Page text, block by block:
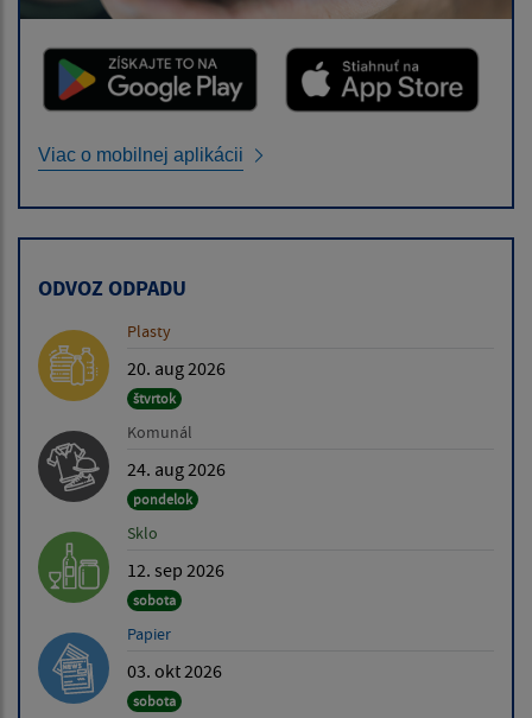
Viac o mobilnej aplikácii
ODVOZ ODPADU
Plasty
20. aug 2026
štvrtok
Komunál
24. aug 2026
pondelok
Sklo
12. sep 2026
sobota
Papier
03. okt 2026
sobota